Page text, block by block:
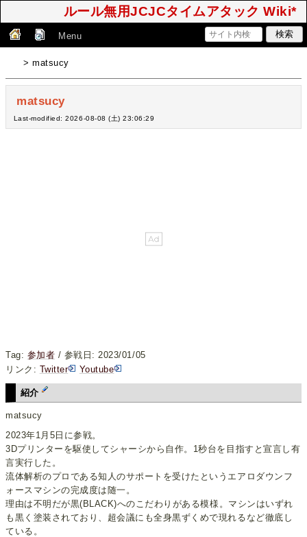
ルール無用JCJCタイムアタック Wiki*
Menu
> matsucy
matsucy
Last-modified: 2026-08-08 (土) 23:06:29
Tag: 参加者 / 参戦日: 2023/01/05
リンク: Twitter Youtube
紹介
matsucy
2023年1月5日に参戦。
3Dプリンターを駆使してシャーシから自作。1秒台を目指すと宣言し有
言実行した。
流体解析のプロである知人のサポートを受けたというエアロダウンフ
ォースマシンの完成度は随一。
理由は不明だが黒(BLACK)へのこだわりがある模様。マシンはいずれ
も黒く塗装されており、超会議にも全身黒ずくめで現れるなど徹底し
ている。